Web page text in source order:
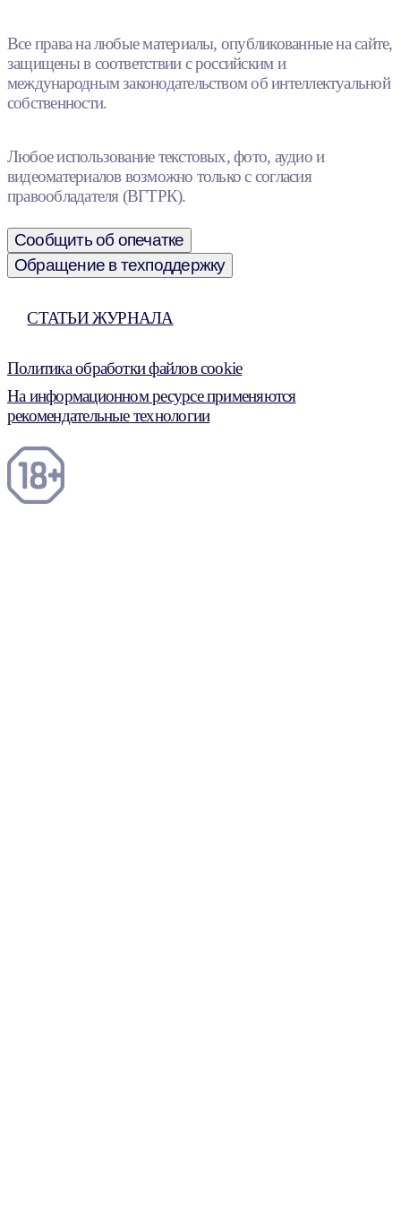
Все права на любые материалы, опубликованные на сайте,
защищены в соответствии с российским и
международным законодательством об интеллектуальной
собственности.
Любое использование текстовых, фото, аудио и
видеоматериалов возможно только с согласия
правообладателя (ВГТРК).
Сообщить об опечатке
Обращение в техподдержку
СТАТЬИ ЖУРНАЛА
Политика обработки файлов cookie
На информационном ресурсе применяются
рекомендательные технологии